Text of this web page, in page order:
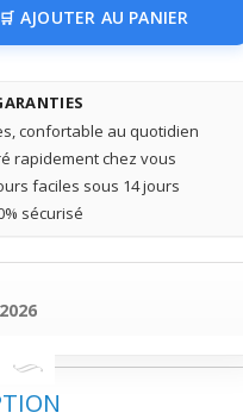
AJOUTER AU PANIER
confortable au quotidien
rapidement chez vous
faciles sous 14 jours
sécurisé